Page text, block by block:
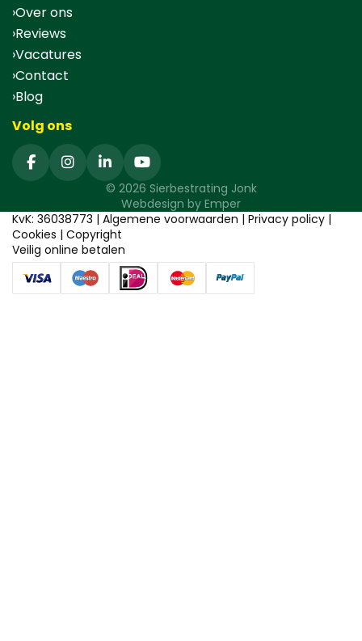
Over ons
Reviews
Vacatures
Contact
Blog
Volg ons
© 2026 Sierbestrating Jonk
Webdesign by Emper
KvK: 36038773 | Algemene voorwaarden | Privacy policy |
Cookies | Copyright
Veilig online betalen